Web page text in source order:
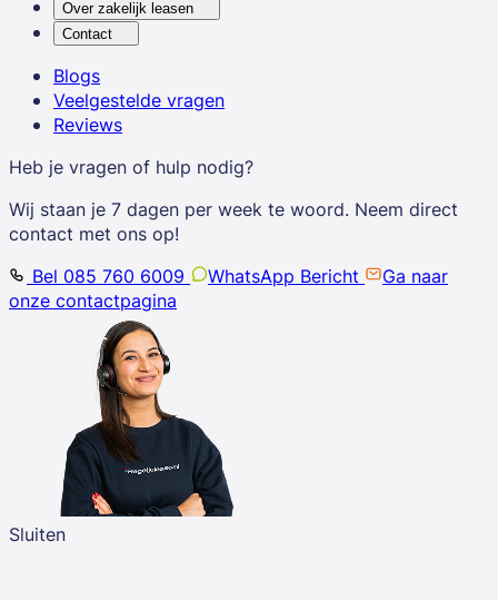
Over zakelijk leasen
Contact
Blogs
Veelgestelde vragen
Reviews
Heb je vragen of hulp nodig?
Wij staan je 7 dagen per week te woord. Neem direct
contact met ons op!
Bel 085 760 6009
WhatsApp Bericht
Ga naar
onze contactpagina
Sluiten